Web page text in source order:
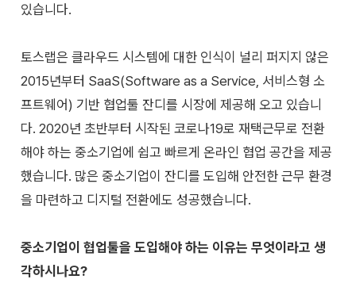
있습니다.
토스랩은 클라우드 시스템에 대한 인식이 널리 퍼지지 않은
2015년부터 SaaS(Software as a Service, 서비스형 소
프트웨어) 기반 협업툴 잔디를 시장에 제공해 오고 있습니
다. 2020년 초반부터 시작된 코로나19로 재택근무로 전환
해야 하는 중소기업에 쉽고 빠르게 온라인 협업 공간을 제공
했습니다. 많은 중소기업이 잔디를 도입해 안전한 근무 환경
을 마련하고 디지털 전환에도 성공했습니다.
중소기업이 협업툴을 도입해야 하는 이유는 무엇이라고 생
각하시나요?